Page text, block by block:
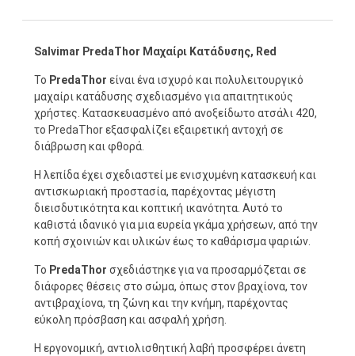
Salvimar PredaThor Μαχαίρι Κατάδυσης, Red
Το PredaThor είναι ένα ισχυρό και πολυλειτουργικό
μαχαίρι κατάδυσης σχεδιασμένο για απαιτητικούς
χρήστες. Κατασκευασμένο από ανοξείδωτο ατσάλι 420,
το PredaThor εξασφαλίζει εξαιρετική αντοχή σε
διάβρωση και φθορά.
Η λεπίδα έχει σχεδιαστεί με ενισχυμένη κατασκευή και
αντισκωριακή προστασία, παρέχοντας μέγιστη
διεισδυτικότητα και κοπτική ικανότητα. Αυτό το
καθιστά ιδανικό για μια ευρεία γκάμα χρήσεων, από την
κοπή σχοινιών και υλικών έως το καθάρισμα ψαριών.
Το PredaThor σχεδιάστηκε για να προσαρμόζεται σε
διάφορες θέσεις στο σώμα, όπως στον βραχίονα, τον
αντιβραχίονα, τη ζώνη και την κνήμη, παρέχοντας
εύκολη πρόσβαση και ασφαλή χρήση.
Η εργονομική, αντιολισθητική λαβή προσφέρει άνετη